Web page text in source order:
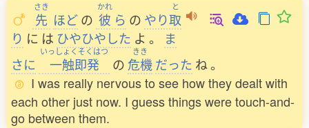
さき
先 ほどの
かれ
彼 ら の やり
と
取
り に は ひやひやした よ 。
ま
さに
いっしょくそくはつ
一触即発 の
きき
危機だった ね。
I was really nervous to see how they dealt with
each other just now. I guess things were touch-and-
go between them.